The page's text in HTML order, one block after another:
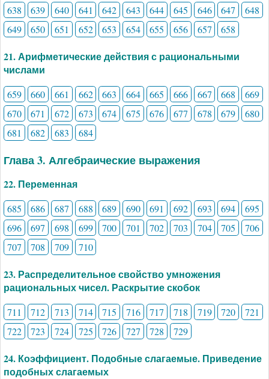
638 639 640 641 642 643 644 645 646 647
648
649
650 651 652 653 654 655 656 657 658
21. Арифметические действия с рациональными
числами
659 660 661 662 663 664 665 666 667 668
669
670
671 672 673 674 675 676 677 678 679
680
681
682 683 684
Глава 3. Алгебраические выражения
22. Переменная
685 686 687 688 689 690 691 692 693 694
695
696
697 698 699 700 701 702 703 704 705
706
707
708 709 710
23. Распределительное свойство умножения
рациональных чисел. Раскрытие скобок
711 712 713 714 715 716 717 718 719 720
721
722
723 724 725 726 727 728 729
24. Коэффициент. Подобные слагаемые. Приведение
подобных слагаемых